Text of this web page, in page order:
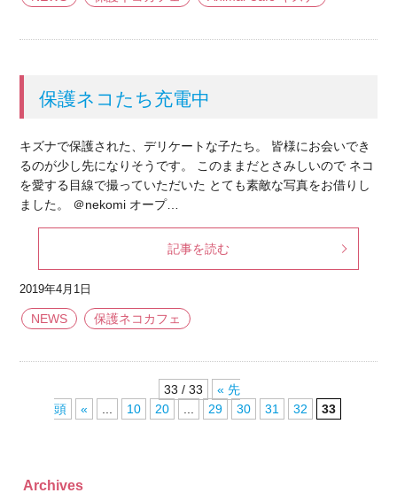
保護ネコたち充電中
キズナで保護された、デリケートな子たち。 皆様にお会いでき
るのが少し先になりそうです。 このままだとさみしいので ネコ
を愛する目線で撮っていただいた とても素敵な写真をお借りし
ました。 ＠nekomi オープ…
記事を読む
2019年4月1日
NEWS 保護ネコカフェ
33 / 33
« 先
頭
« 10 20 29 30 31 32 33
Archives